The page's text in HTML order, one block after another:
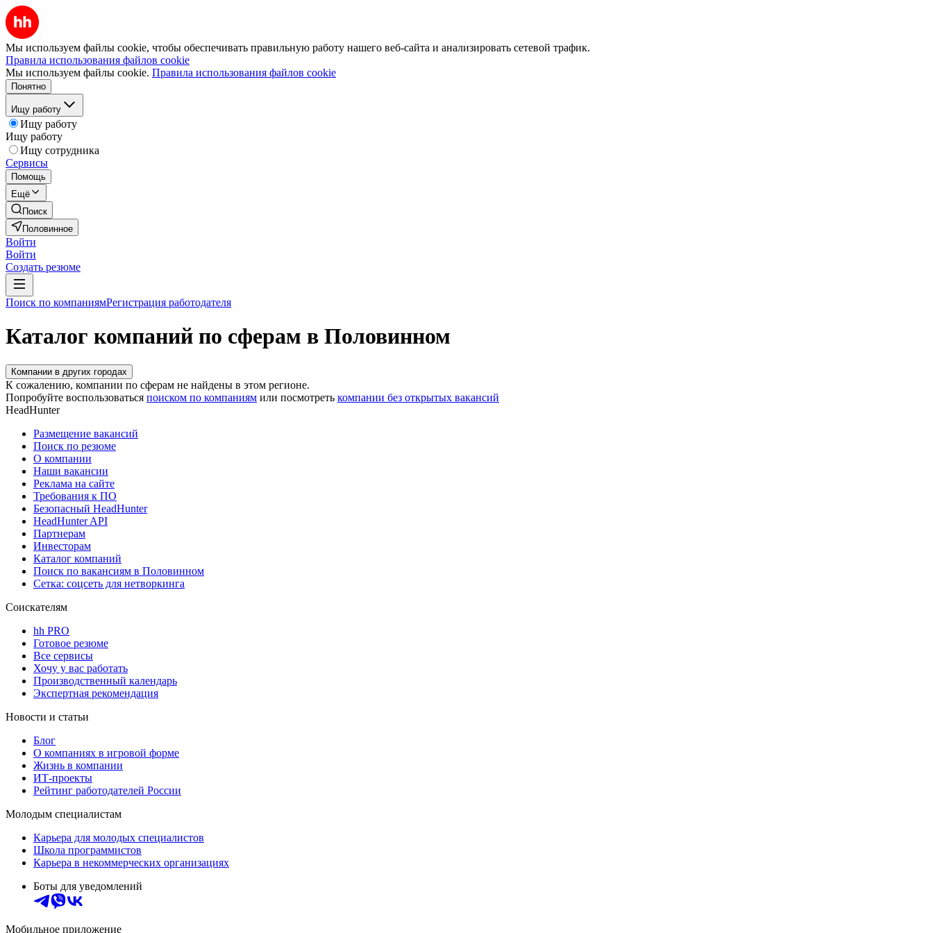
Мы используем файлы cookie, чтобы обеспечивать правильную работу нашего веб-сайта и анализировать сетевой трафик.
Правила использования файлов cookie
Мы используем файлы cookie. Правила использования файлов cookie
Понятно
Ищу работу
Ищу работу
Ищу работу
Ищу сотрудника
Сервисы
Помощь
Ещё
Поиск
Половинное
Войти
Войти
Создать резюме
Поиск по компаниямРегистрация работодателя
Каталог компаний по сферам в Половинном
Компании в других городах
К сожалению, компании по сферам не найдены в этом регионе.
Попробуйте воспользоваться поиском по компаниям или посмотреть компании без открытых вакансий
HeadHunter
Размещение вакансий
Поиск по резюме
О компании
Наши вакансии
Реклама на сайте
Требования к ПО
Безопасный HeadHunter
HeadHunter API
Партнерам
Инвесторам
Каталог компаний
Поиск по вакансиям в Половинном
Сетка: соцсеть для нетворкинга
Соискателям
hh PRO
Готовое резюме
Все сервисы
Хочу у вас работать
Производственный календарь
Экспертная рекомендация
Новости и статьи
Блог
О компаниях в игровой форме
Жизнь в компании
ИТ-проекты
Рейтинг работодателей России
Молодым специалистам
Карьера для молодых специалистов
Школа программистов
Карьера в некоммерческих организациях
Боты для уведомлений
Мобильное приложение